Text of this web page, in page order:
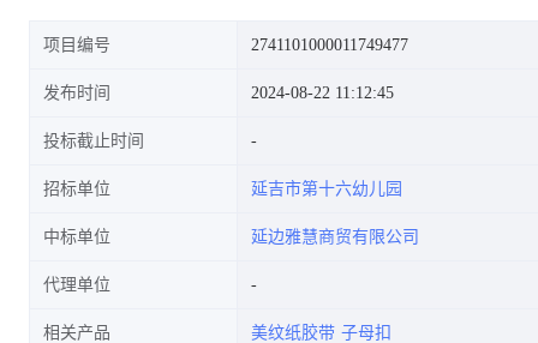
项目编号 2741101000011749477
发布时间 2024-08-22 11:12:45
投标截止时间
招标单位 延吉市第十六幼儿园
中标单位 延边雅慧商贸有限公司
代理单位
相关产品 美纹纸胶带 子母扣